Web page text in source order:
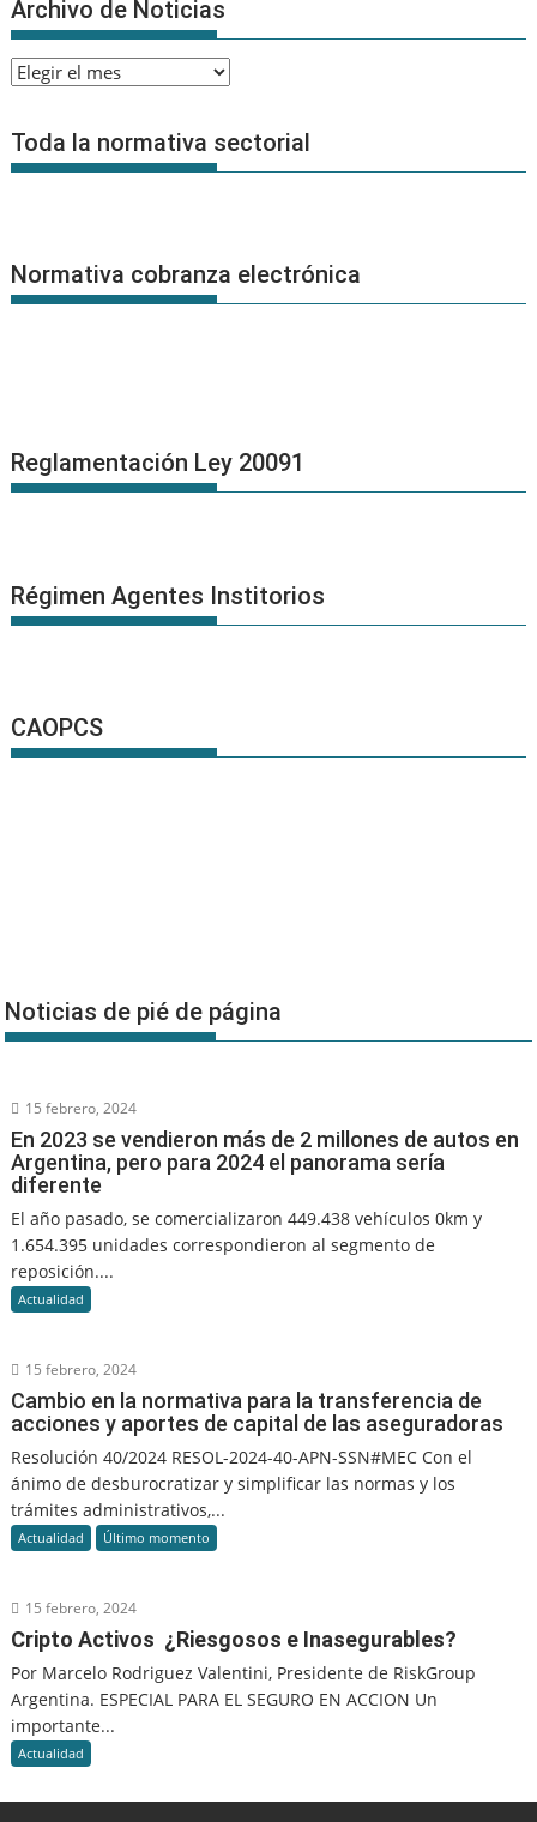
Archivo de Noticias
Archivo
Noticias
Toda la normativa sectorial
Normativa cobranza electrónica
Reglamentación Ley 20091
Régimen Agentes Institorios
CAOPCS
Noticias de pié de página
15 febrero, 2024
En 2023 se vendieron más de 2 millones de autos en
Argentina, pero para 2024 el panorama sería
diferente
El año pasado, se comercializaron 449.438 vehículos 0km y
1.654.395 unidades correspondieron al segmento de
reposición....
Actualidad
15 febrero, 2024
Cambio en la normativa para la transferencia de
acciones y aportes de capital de las aseguradoras
Resolución 40/2024 RESOL-2024-40-APN-SSN#MEC Con el
ánimo de desburocratizar y simplificar las normas y los
trámites administrativos,...
Actualidad Último momento
15 febrero, 2024
Cripto Activos ¿Riesgosos e Inasegurables?
Por Marcelo Rodriguez Valentini, Presidente de RiskGroup
Argentina. ESPECIAL PARA EL SEGURO EN ACCION Un
importante...
Actualidad